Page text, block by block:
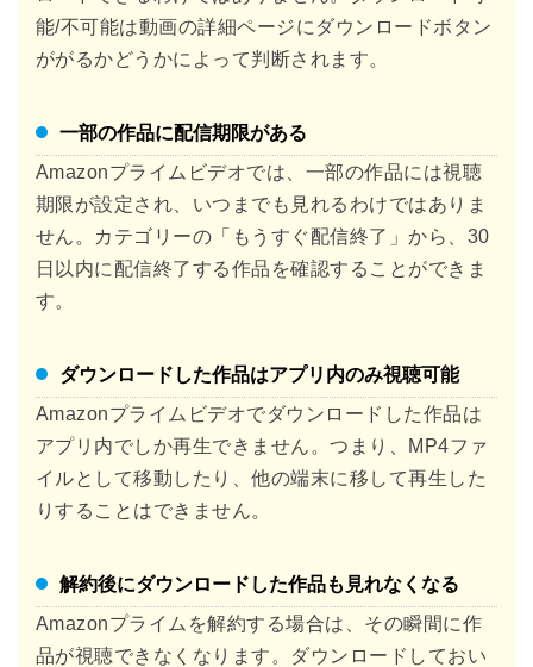
能/不可能は動画の詳細ページにダウンロードボタン
ががるかどうかによって判断されます。
一部の作品に配信期限がある
Amazonプライムビデオでは、一部の作品には視聴
期限が設定され、いつまでも見れるわけではありま
せん。カテゴリーの「もうすぐ配信終了」から、30
日以内に配信終了する作品を確認することができま
す。
ダウンロードした作品はアプリ内のみ視聴可能
Amazonプライムビデオでダウンロードした作品は
アプリ内でしか再生できません。つまり、MP4ファ
イルとして移動したり、他の端末に移して再生した
りすることはできません。
解約後にダウンロードした作品も見れなくなる
Amazonプライムを解約する場合は、その瞬間に作
品が視聴できなくなります。ダウンロードしておい